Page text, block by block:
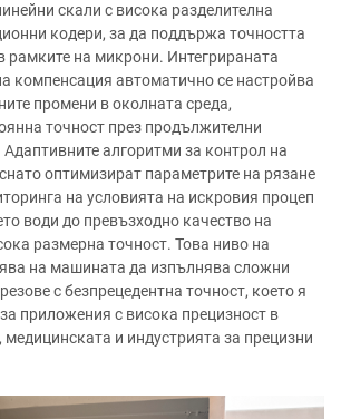
скали с висока разделителна
кодери, за да поддържа точността
рамките на микрони. Интегрираната
компенсация автоматично се настройва
промени в околната среда,
точност през продължителни
алгоритми за контрол на
оптимизират параметрите на рязане
на условията на искровия процеп
води до превъзходно качество на
размерна точност. Това ниво на
на машината да изпълнява сложни
с безпрецедентна точност, което я
приложения с висока прецизност в
и индустрията за прецизни